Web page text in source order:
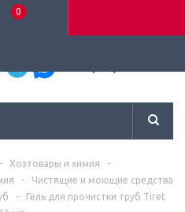
0
- Хозтовары и химия
-
-
Чистящие и моющие средства
-
Гель для прочистки труб Tiret